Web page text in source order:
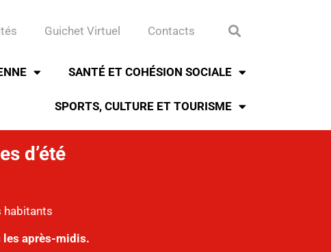
Guichet Virtuel Contacts
SANTÉ ET COHÉSION SOCIALE
SPORTS, CULTURE ET TOURISME
d’été
habitants
les après-midis.